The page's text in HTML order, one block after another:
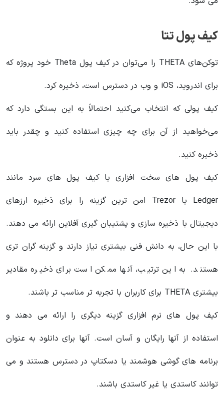
کیف پول تتا
توکن‌های THETA را می‌توان در کیف پول Theta خود پروژه که
برای اندروید، iOS و وب در دسترس است، ذخیره کرد.
کیف پولی که انتخاب می‌کنید احتمالاً به این بستگی دارد که
می‌خواهید از آن برای چه چیزی استفاده کنید و چقدر باید
ذخیره کنید.
کیف پول های سخت افزاری یا کیف پول های سرد مانند
Ledger یا Trezor امن ترین گزینه را برای ذخیره ارزهای
دیجیتال با ذخیره سازی و پشتیبان گیری آفلاین ارائه می دهند.
با این حال، به دانش فنی بیشتری نیاز دارند و گزینه گران تری
هستند. به این ترتیب، آنها ممکن است برای ذخیره مقادیر
بیشتری THETA برای کاربران با تجربه تر مناسب تر باشند.
کیف پول های نرم افزاری گزینه دیگری را ارائه می دهند و
استفاده از آنها رایگان و آسان است. آنها برای دانلود به عنوان
برنامه های گوشی هوشمند یا دسکتاپ در دسترس هستند و می
توانند کاستدی یا غیر کاستدی باشند.